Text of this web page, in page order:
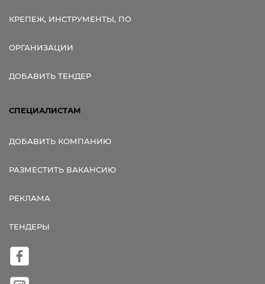
КРЕПЕЖ, ИНСТРУМЕНТЫ, ПО
ОРГАНИЗАЦИИ
ДОБАВИТЬ ТЕНДЕР
СПЕЦИАЛИСТАМ
ДОБАВИТЬ КОМПАНИЮ
РАЗМЕСТИТЬ ВАКАНСИЮ
РЕКЛАМА
ТЕНДЕРЫ